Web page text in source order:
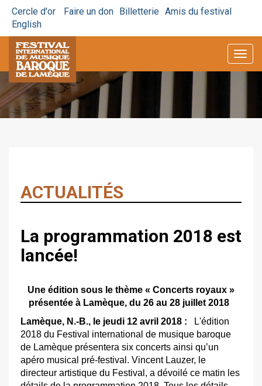
Cercle d'or Faire un don Billetterie Amis du festival
English
ACTUALITÉS
La programmation 2018 est
lancée!
Une édition sous le thème « Concerts royaux »
présentée à Lamèque, du 26 au 28 juillet 2018
Lamèque, N.-B., le jeudi 12 avril 2018 :
L'édition
2018 du Festival international de musique baroque
de Lamèque présentera six concerts ainsi qu’un
apéro musical pré-festival. Vincent Lauzer, le
directeur artistique du Festival, a dévoilé ce matin les